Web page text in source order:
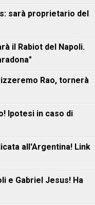
sarà proprietario del
il Rabiot del Napoli.
Rao, tornerà
Ipotesi in caso di
all'Argentina! Link
e Gabriel Jesus! Ha